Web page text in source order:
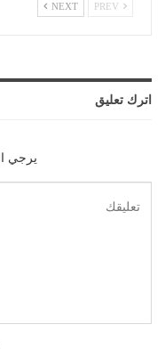
NEXT
اترك تعليق
يرجي